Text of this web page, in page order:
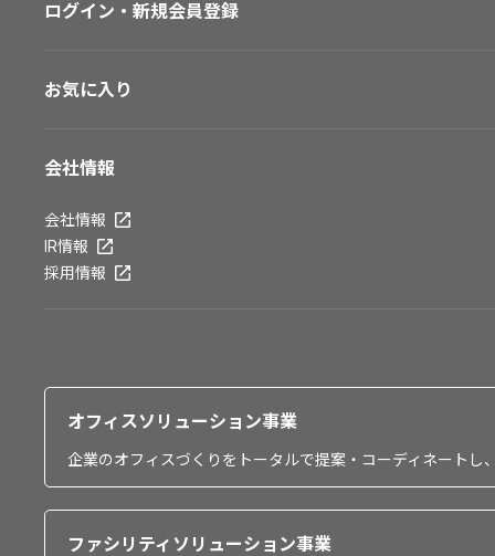
ログイン・新規会員登録
お気に入り
会社情報
会社情報
IR情報
採用情報
オフィスソリューション事業
企業のオフィスづくりをトータルで提案・コーディネート
ファシリティソリューション事業